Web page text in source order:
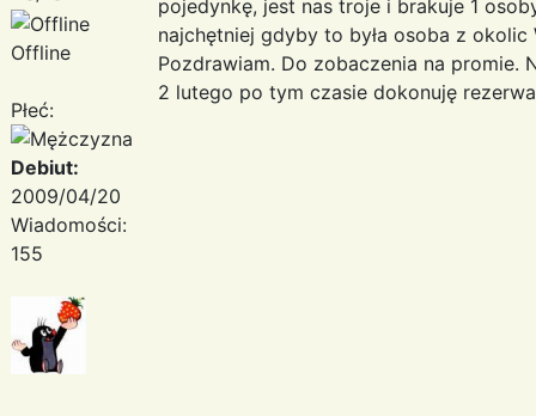
Offline
Płeć:
Debiut:
2009/04/20
Wiadomości:
155
pojedynkę, jest nas troje i brakuje 1
najchętniej gdyby to była osoba z okolic
Pozdrawiam. Do zobaczenia na promie.
2 lutego po tym czasie dokonuję